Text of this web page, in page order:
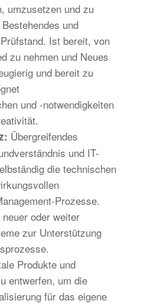
umzusetzen und zu
und
Ist bereit, von
zu nehmen und Neues
und bereit zu
und -notwendigkeiten
Übergreifendes
und IT-
die technischen
Prozesse.
oder weiter
zur Unterstützung
Produkte und
entwerfen, um die
für das eigene